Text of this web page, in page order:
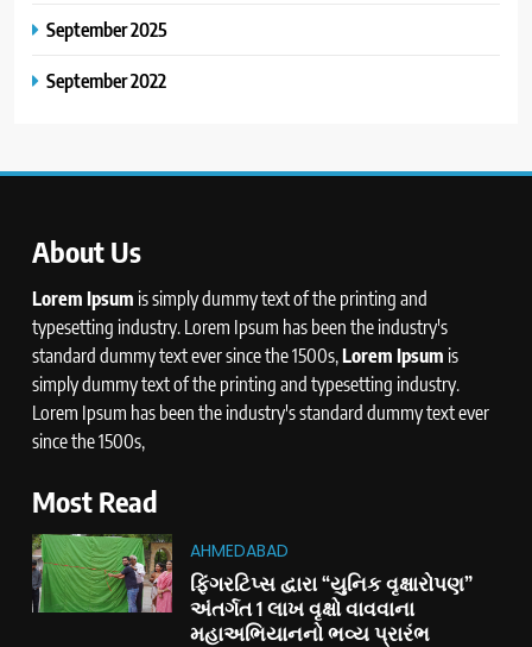
September 2025
September 2022
About Us
Lorem Ipsum is simply dummy text of the printing and
typesetting industry. Lorem Ipsum has been the industry's
standard dummy text ever since the 1500s,Lorem Ipsum is
simply dummy text of the printing and typesetting industry.
Lorem Ipsum has been the industry's standard dummy text ever
since the 1500s,
Most Read
AHMEDABAD
ફિંગરટિપ્સ દ્વારા “યુનિક વૃક્ષારોપણ”
અંતર્ગત 1 લાખ વૃક્ષો વાવવાના
મહાઅભિયાનનો ભવ્ય પ્રારંભ